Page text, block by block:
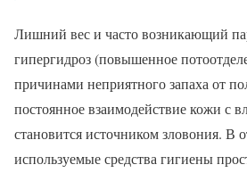
Лишний вес и часто возникающий
гипергидроз (повышенное
причинами неприятного запаха от
постоянное взаимодействие кожи с
становится источником зловония. В
используемые средства гигиены